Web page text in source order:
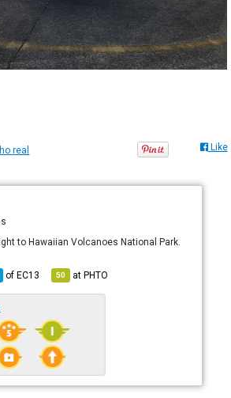
real Like
to Hawaiian Volcanoes National Park.
ofEC13 50 atPHTO